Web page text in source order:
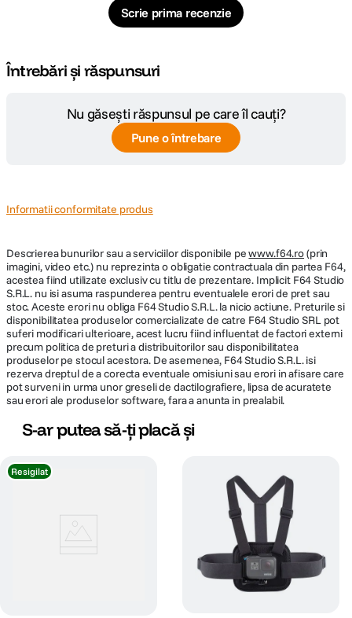
Scrie prima recenzie
Întrebări și răspunsuri
Nu găsești răspunsul pe care îl cauți?
Pune o întrebare
Informatii conformitate produs
Descrierea bunurilor sau a serviciilor disponibile pewww.f64.ro(prin
imagini, video etc.) nu reprezinta o obligatie contractuala din partea F64,
acestea fiind utilizate exclusiv cu titlu de prezentare. Implicit F64 Studio
S.R.L. nu isi asuma raspunderea pentru eventualele erori de pret sau
stoc. Aceste erori nu obliga F64 Studio S.R.L. la nicio actiune. Preturile si
disponibilitatea produselor comercializate de catre F64 Studio SRL pot
suferi modificari ulterioare, acest lucru fiind influentat de factori externi
precum politica de preturi a distribuitorilor sau disponibilitatea
produselor pe stocul acestora. De asemenea, F64 Studio S.R.L. isi
rezerva dreptul de a corecta eventuale omisiuni sau erori in afisare care
pot surveni in urma unor greseli de dactilografiere, lipsa de acuratete
sau erori ale produselor software, fara a anunta in prealabil.
S-ar putea să-ți placă și
Resigilat